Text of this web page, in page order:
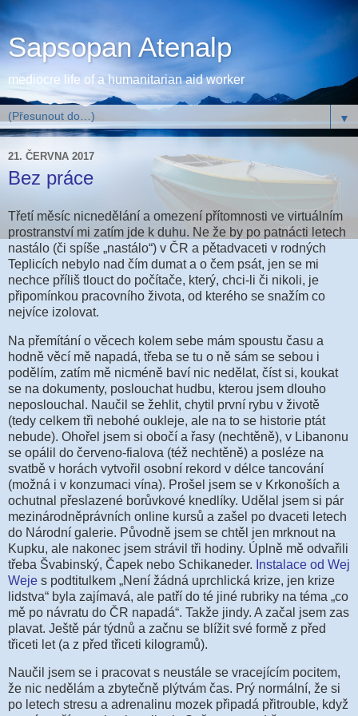
Sapsopan Atenalp
mediocre life of a humanitarian aid worker
▼
21. ČERVNA 2017
Bez práce
Třetí měsíc nicnedělání a omezení přítomnosti ve virtuálním
prostranství mi zatím jde k duhu. Ne že by po patnácti letech
nastálo (či spíše „nastálo“) v ČR a pětadvaceti v rodných
Teplicích nebylo nad čím dumat a o čem psát, jen se mi
nechce příliš tlouct do počítače, který, chci-li či nikoli, je
připomínkou pracovního života, od kterého se snažím co
nejvíce izolovat.
Na přemítání o věcech kolem sebe mám spoustu času a
hodně věcí mě napadá, třeba se tu o ně sám se sebou i
podělím, zatím mě nicméně baví nic nedělat, číst si, koukat
se na dokumenty, poslouchat hudbu, kterou jsem dlouho
neposlouchal. Naučil se žehlit, chytil první rybu v životě
(tedy celkem tři nebohé oukleje, ale na to se historie ptát
nebude). Ohořel jsem si obočí a řasy (nechtěně), v Libanonu
se opálil do červeno-fialova (též nechtěně) a posléze na
svatbě v horách vytvořil osobní rekord v délce tancování
(možná i v konzumaci vína). Prošel jsem se v Krkonoších a
ochutnal přeslazené borůvkové knedlíky. Udělal jsem si pár
mezinárodněprávních online kursů a zašel po dvaceti letech
do Národní galerie. Původně jsem se chtěl jen mrknout na
Kupku, ale nakonec jsem strávil tři hodiny. Úplně mě odvařili
třeba Švabinský, Čapek nebo Schikaneder. Instalace od Wej
Weje s podtitulkem „Není žádná uprchlická krize, jen krize
lidstva“ byla zajímavá, ale patří do té jiné rubriky na téma „co
mě po návratu do ČR napadá“. Takže jindy. A začal jsem zas
plavat. Ještě pár týdnů a začnu se blížit své formě z před
třiceti let (a z před třiceti kilogramů).
Naučil jsem se i pracovat s neustále se vracejícím pocitem,
že nic nedělám a zbytečně plýtvám čas. Prý normální, že si
po letech stresu a adrenalinu mozek připadá přitrouble, když